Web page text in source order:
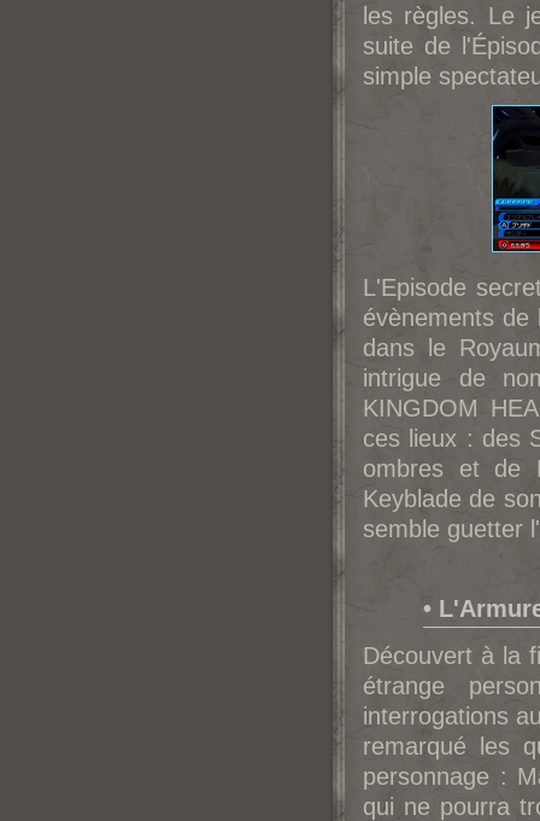
les règles. Le
suite de
simple
L'Episode
évènements de
dans le
intrigue de
KINGDOM
ces lieux : des
ombres et de
Keyblade de
semble guetter
•
Découvert à la
étrange
interrogations
remarqué les
personnage :
qui ne pourra